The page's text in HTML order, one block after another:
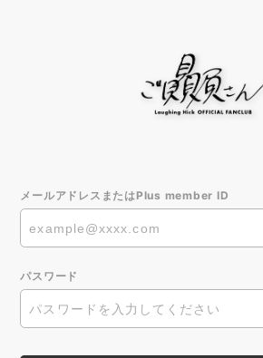
メールアドレスまたはPlus member ID
パスワード